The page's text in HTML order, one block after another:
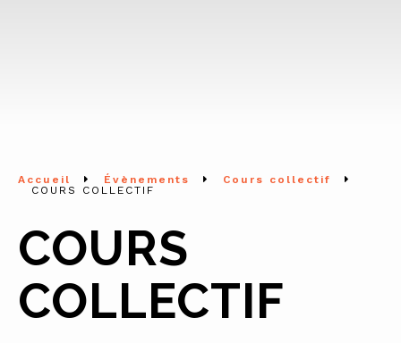
Accueil Évènements
Cours collectif
COURS COLLECTIF
COURS
COLLECTIF